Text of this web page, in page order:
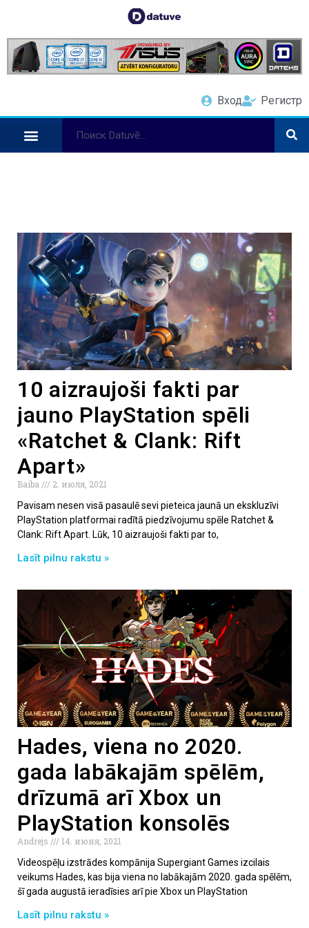
Вход Регистр
10 aizraujoši fakti par
jauno PlayStation spēli
«Ratchet & Clank: Rift
Apart»
Baiba
2. июля, 2021
Pavisam nesen visā pasaulē sevi pieteica jaunā un ekskluzīvi
PlayStation platformai radītā piedzīvojumu spēle Ratchet &
Clank: Rift Apart. Lūk, 10 aizraujoši fakti par to,
Lasīt pilnu rakstu »
Hades, viena no 2020.
gada labākajām spēlēm,
drīzumā arī Xbox un
PlayStation konsolēs
Andrejs
14. июня, 2021
Videospēļu izstrādes kompānija Supergiant Games izcilais
veikums Hades, kas bija viena no labākajām 2020. gada spēlēm,
šī gada augustā ieradīsies arī pie Xbox un PlayStation
Lasīt pilnu rakstu »